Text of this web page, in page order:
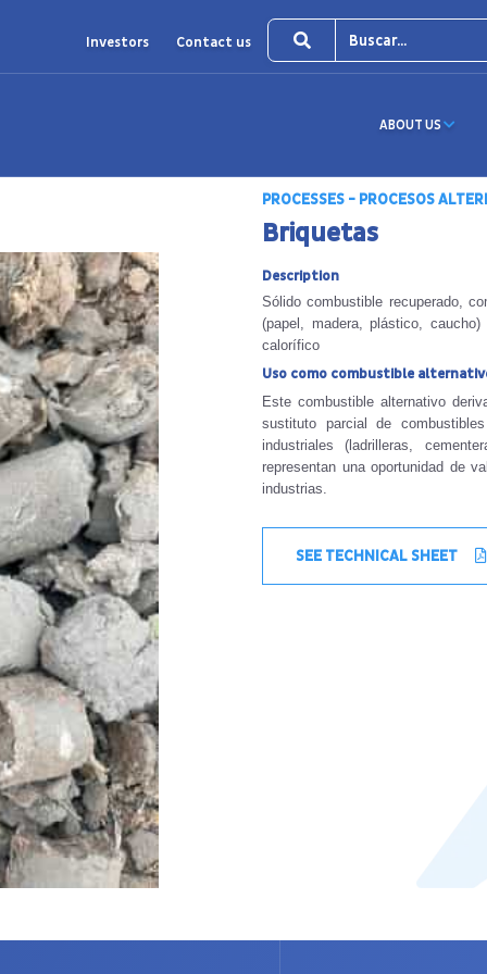
Investors Contact us
ABOUT US
PROCESSES - PROCESOS
Briquetas
Description
Sólido combustible recuperado,
(papel, madera, plástico,
calorífico
Uso como combustible
Este combustible alternativo
sustituto parcial de
industriales (ladrilleras,
representan una oportunidad de
industrias.
SEE TECHNICAL SHEET